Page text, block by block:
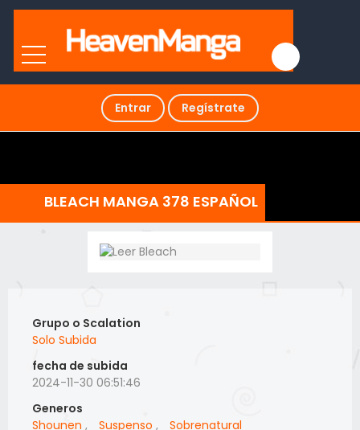
Entrar Regístrate
BLEACH MANGA 378 ESPAÑOL
Grupo o Scalation
Solo Subida
fecha de subida
2024-11-30 06:51:46
Generos
Shounen , Suspenso ,
Sobrenatural